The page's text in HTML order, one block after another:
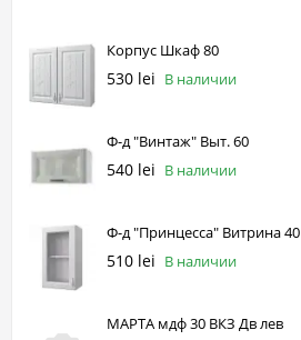
Корпус Шкаф 80
530 lei В наличии
Ф-д "Винтаж" Выт. 60
540 lei В наличии
Ф-д "Принцесса" Витрина 40
510 lei В наличии
МАРТА мдф 30 ВКЗ Дв лев